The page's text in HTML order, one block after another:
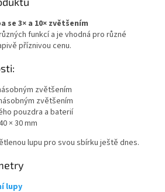
se 3× a 10× zvětšením
funkcí a je vhodná pro různé
příznivou cenu.
zvětšením
zvětšením
pouzdra a baterií
× 30 mm
lupu pro svou sbírku ještě dnes.
lupy